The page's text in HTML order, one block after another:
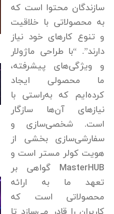
سازندگان محتوا است که
به محصولاتی با خلاقیت
و تنوع کارهای خود نیاز
دارند”. “با طراحی ماژولار
و ویژگی‌های پیشرفته،
ما محصولی ایجاد
کرده‌ایم که به‌راستی با
نیازهای آن‌ها سازگار
است. شخصی‌سازی و
سفارشی‌سازی بخشی از
هویت کولر مستر است و
MasterHUB گواهی بر
تعهد ما به ارائه
محصولاتی است که